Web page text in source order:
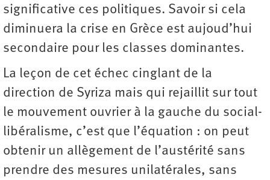
significative ces politiques. Savoir si cela
diminuera la crise en Grèce est aujoud’hui
secondaire pour les classes dominantes.
La leçon de cet échec cinglant de la
direction de Syriza mais qui rejaillit sur tout
le mouvement ouvrier à la gauche du social-
libéralisme, c’est que l’équation : on peut
obtenir un allègement de l’austérité sans
prendre des mesures unilatérales, sans